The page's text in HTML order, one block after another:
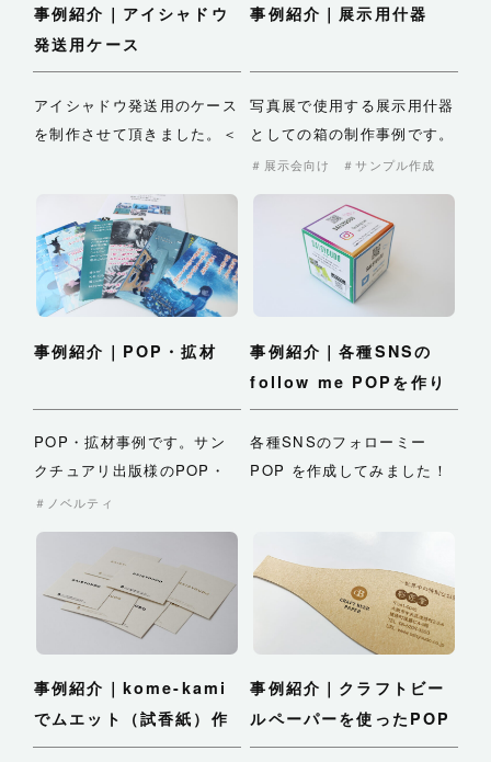
事例紹介｜アイシャドウ
発送用ケース
アイシャドウ発送用のケース
を制作させて頂きました。＜
事例紹介｜展示用什器
写真展で使用する展示用什器
としての箱の制作事例です。
個展における夫婦箱…
展示会向け サンプル作成
事例紹介｜POP・拡材
POP・拡材事例です。サン
クチュアリ出版様のPOP・
拡材制作にて彩匠堂は印刷・
…
ノベルティ
事例紹介｜各種SNSの
follow me POPを作り
ました！
各種SNSのフォローミー
POP を作成してみました！
事例紹介｜kome-kami
でムエット（試香紙）作
りました！
事例紹介｜クラフトビー
ルペーパーを使ったPOP